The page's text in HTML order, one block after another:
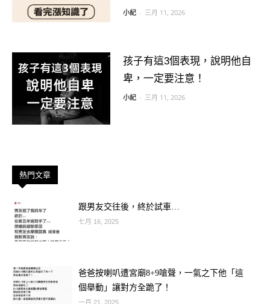
小紀 - 三月 11, 2026
孩子有這3個表現，說明他自
卑，一定要注意！
小紀 - 三月 11, 2026
熱門文章
跟男友交往後，終於試車…
七月 16, 2025
爸爸按喇叭遭宮廟8+9嗆聲，一氣之下他「這
個舉動」讓對方全跪了！
一月 21, 2025